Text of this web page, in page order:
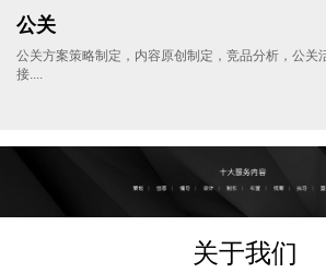
公关
公关方案策略制定，内容原创制定，竞品分析，公关
接....
关于我们